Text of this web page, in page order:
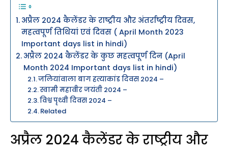
अप्रैल 2024 कैलेंडर के राष्ट्रीय और अंतर्राष्ट्रीय दिवस,
महत्वपूर्ण तिथियां एवं दिवस ( April Month 2023
Important days list in hindi)
अप्रैल 2024 कैलेंडर के कुछ महत्वपूर्ण दिन (April
Month 2024 Important days list in hindi)
जलियांवाला बाग हत्याकांड दिवस 2024 –
स्वामी महावीर जयंती 2024 –
विश्व पृथ्वी दिवस 2024 –
Related
अप्रैल 2024 कैलेंडर के राष्ट्रीय और